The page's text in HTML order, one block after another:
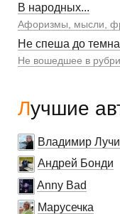
В народных...
Афоризмы, мысли,
Не спеша до
Не вошедшее в
Лучшие
Владимир
Андрей Бонди
Anny Bad
Марусечка